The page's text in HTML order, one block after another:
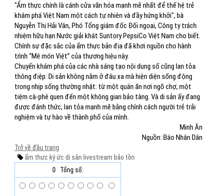
"Ẩm thực chính là cánh cửa văn hóa mạnh mẽ nhất để thế hệ trẻ
khám phá Việt Nam một cách tự nhiên và đầy hứng khởi", bà
Nguyễn Thị Hải Vân, Phó Tổng giám đốc Đối ngoại, Công ty trách
nhiệm hữu hạn Nước giải khát Suntory PepsiCo Việt Nam cho biết.
Chính sự đặc sắc của ẩm thực bản địa đã khơi nguồn cho hành
trình “Mê món Việt” của thương hiệu này.
Chuyến khám phá của các nhà sáng tạo nội dung số cũng lan tỏa
thông điệp: Di sản không nằm ở đâu xa mà hiện diện sống động
trong nhịp sống thường nhật: từ một quán ăn nơi ngõ chợ, một
tiệm cà-phê quen đến một không gian bảo tàng. Và di sản ấy đang
được đánh thức, lan tỏa mạnh mẽ bằng chính cách người trẻ trải
nghiệm và tự hào về thành phố của mình.
Minh Ân
Nguồn: Báo Nhân Dân
Trở về đầu trang
ẩm thực ký ức di sản livestream bảo tồn
0
Tổng số: